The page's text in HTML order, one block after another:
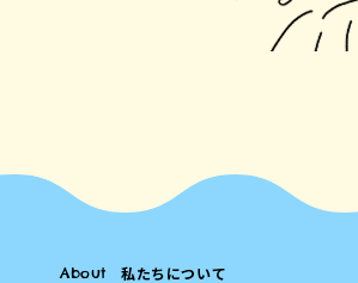
About 私たちについて